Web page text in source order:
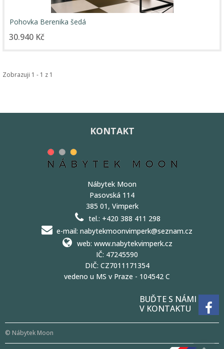
Pohovka Berenika šedá
30.940 Kč
Zobrazuji 1 - 1 z 1
KONTAKT
Nábytek Moon
Pasovská 114
385 01, Vimperk
tel.: +420 388 411 298
e-mail: nabytekmoonvimperk@seznam.cz
web: www.nabytekvimperk.cz
IČ: 47245590
DIČ: CZ7011171354
vedeno u MS v Praze - 104542 C
BUĎTE S NÁMI
V KONTAKTU
© Nábytek Moon